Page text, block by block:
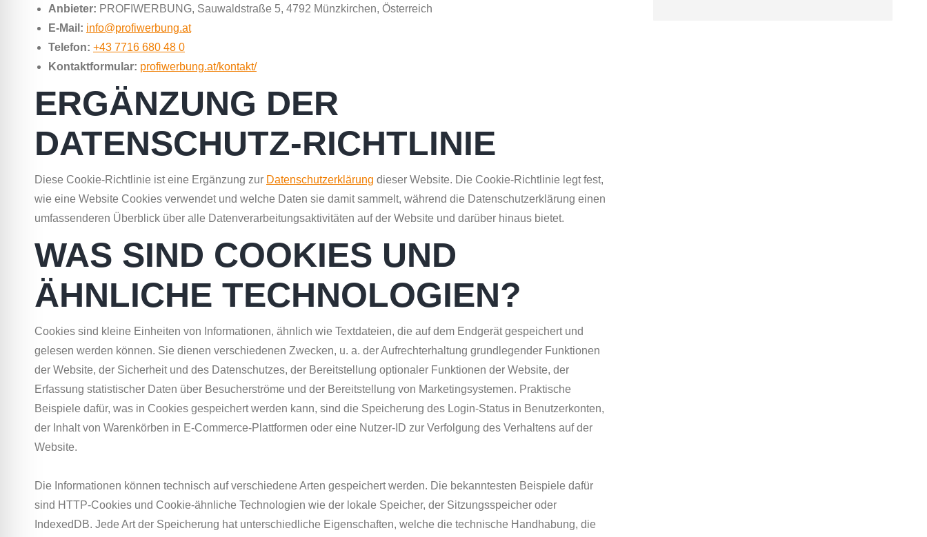
Anbieter: PROFIWERBUNG, Sauwaldstraße 5, 4792 Münzkirchen, Österreich
E-Mail: info@profiwerbung.at
Telefon: +43 7716 680 48 0
Kontaktformular: profiwerbung.at/kontakt/
ERGÄNZUNG DER
DATENSCHUTZ-RICHTLINIE
Diese Cookie-Richtlinie ist eine Ergänzung zur Datenschutzerklärung dieser Website. Die Cookie-Richtlinie legt fest,
wie eine Website Cookies verwendet und welche Daten sie damit sammelt, während die Datenschutzerklärung einen
umfassenderen Überblick über alle Datenverarbeitungsaktivitäten auf der Website und darüber hinaus bietet.
WAS SIND COOKIES UND
ÄHNLICHE TECHNOLOGIEN?
Cookies sind kleine Einheiten von Informationen, ähnlich wie Textdateien, die auf dem Endgerät gespeichert und
gelesen werden können. Sie dienen verschiedenen Zwecken, u. a. der Aufrechterhaltung grundlegender Funktionen
der Website, der Sicherheit und des Datenschutzes, der Bereitstellung optionaler Funktionen der Website, der
Erfassung statistischer Daten über Besucherströme und der Bereitstellung von Marketingsystemen. Praktische
Beispiele dafür, was in Cookies gespeichert werden kann, sind die Speicherung des Login-Status in Benutzerkonten,
der Inhalt von Warenkörben in E-Commerce-Plattformen oder eine Nutzer-ID zur Verfolgung des Verhaltens auf der
Website.
Die Informationen können technisch auf verschiedene Arten gespeichert werden. Die bekanntesten Beispiele dafür
sind HTTP-Cookies und Cookie-ähnliche Technologien wie der lokale Speicher, der Sitzungsspeicher oder
IndexedDB. Jede Art der Speicherung hat unterschiedliche Eigenschaften, welche die technische Handhabung, die